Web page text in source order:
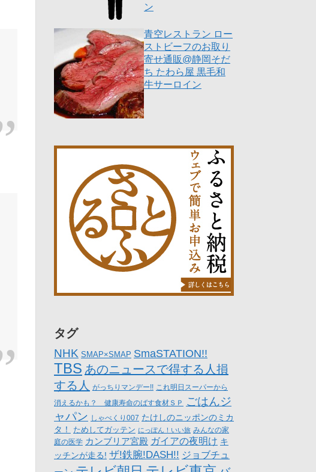
ン
青空レストラン ロー
ストビーフのお取り
寄せ通販@静岡そだ
ち たわら屋 黒毛和
牛サーロイン
タグ
NHK SMAP×SMAP SmaSTATION!!
TBS あのニュースで得する人損
する人
がっちりマンデー!! これ明日スーパーから
消えるかも？ 健康寿命のばす食材ＳＰ
ごはんジ
ャパン しゃべくり007 たけしのニッポンのミカ
タ！
ためしてガッテン にっぽん！いい旅 みんなの家
庭の医学 カンブリア宮殿 ガイアの夜明け キ
ッチンが走る! ザ!鉄腕!DASH!! ジョブチュ